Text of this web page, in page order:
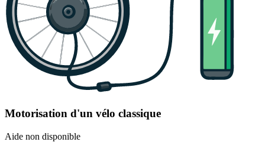
Motorisation d'un vélo classique
Aide non disponible